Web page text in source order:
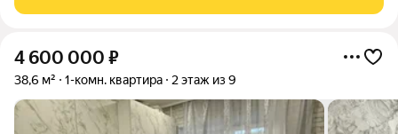
разумным
4 600 000 ₽
38,6 м² 1-комн. квартира 2 этаж из 9